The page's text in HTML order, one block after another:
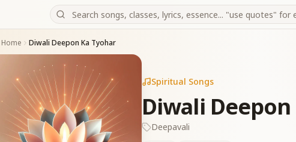
Home Diwali Deepon Ka Tyohar
Spiritual Songs
Diwali
Deepavali